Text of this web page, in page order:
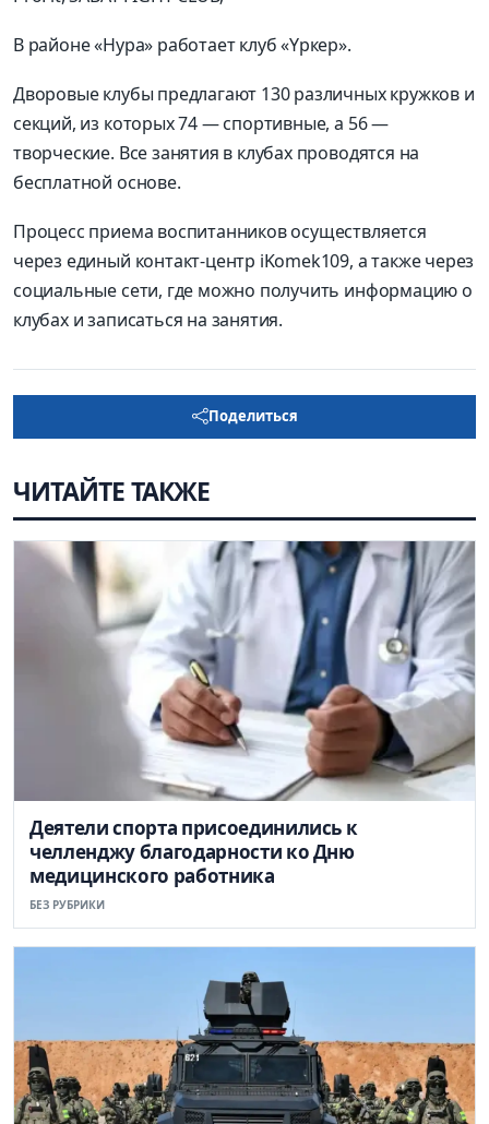
В районе «Нура» работает клуб «Үркер».
Дворовые клубы предлагают 130 различных кружков и
секций, из которых 74 — спортивные, а 56 —
творческие. Все занятия в клубах проводятся на
бесплатной основе.
Процесс приема воспитанников осуществляется
через единый контакт-центр iKomek109, а также через
социальные сети, где можно получить информацию о
клубах и записаться на занятия.
Поделиться
ЧИТАЙТЕ ТАКЖЕ
Деятели спорта присоединились к
челленджу благодарности ко Дню
медицинского работника
БЕЗ РУБРИКИ